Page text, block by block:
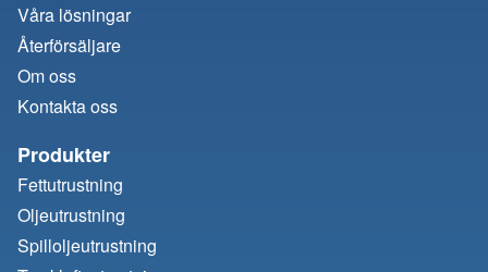
Våra lösningar
Återförsäljare
Om oss
Kontakta oss
Produkter
Fettutrustning
Oljeutrustning
Spilloljeutrustning